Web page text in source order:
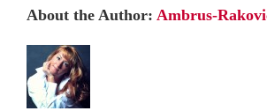
About the Author: Ambrus-